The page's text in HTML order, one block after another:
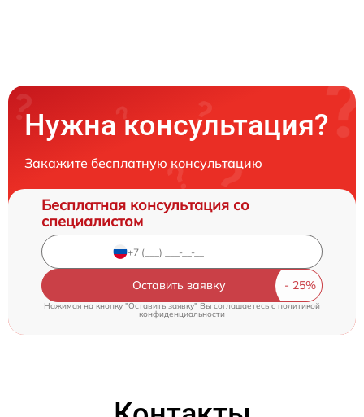
Нужна консультация?
Закажите бесплатную консультацию
Бесплатная консультация со
специалистом
Оставить заявку
Нажимая на кнопку "Оставить заявку" Вы соглашаетесь cполитикой
конфиденциальности